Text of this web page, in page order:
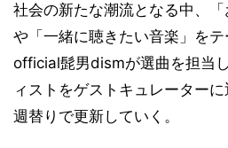
社会の新たな潮流となる中、「
や「一緒に聴きたい音楽」を
official髭男dismが選曲を担当
ィストをゲストキュレーター
週替りで更新していく。